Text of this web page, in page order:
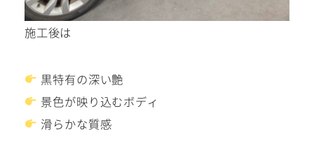
施工後は
黒特有の深い艶
景色が映り込むボディ
滑らかな質感